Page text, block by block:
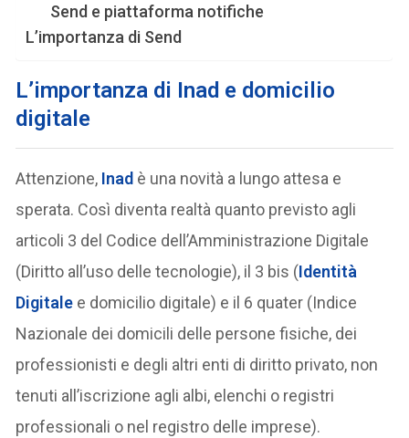
Send e piattaforma notifiche
L’importanza di Send
L’importanza di Inad e domicilio
digitale
Attenzione, Inad è una novità a lungo attesa e
sperata. Così diventa realtà quanto previsto agli
articoli 3 del Codice dell’Amministrazione Digitale
(Diritto all’uso delle tecnologie), il 3 bis (Identità
Digitale e domicilio digitale) e il 6 quater (Indice
Nazionale dei domicili delle persone fisiche, dei
professionisti e degli altri enti di diritto privato, non
tenuti all’iscrizione agli albi, elenchi o registri
professionali o nel registro delle imprese).